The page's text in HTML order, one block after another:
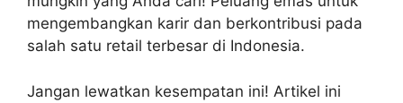
mengembangkan karir dan berkontribusi pada
salah satu retail terbesar di Indonesia.
Jangan lewatkan kesempatan ini! Artikel ini